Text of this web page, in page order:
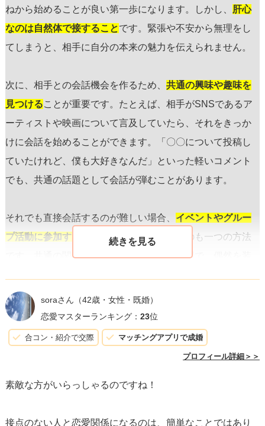
ねから始めることが良い第一歩になります。しかし、 肝心
なのは自然体で接することです。緊張や不安から無理をし
てしまうと、相手に自分の本来の魅力を伝えられません。
次に、相手との会話機会を作るため、 共通の興味や趣味を
見つけることが重要です。たとえば、相手がSNSであるア
ーティストや映画について言及していたら、それをきっか
けに会話を始めることができます。「〇〇について投稿し
ていたけれど、僕も大好きなんだ」といった軽いコメント
でも、共通の話題として会話が弾むことがあります。
それでも直接会話するのが難しい場合、 イベントやグルー
プ活動に参加する
ことで自然に接点を作るのも一つの方法
です。共通の関心ごとを持つ人々が集まる場で、偶然を装
ョップに参加してみたいんだけど、一緒にどう？」と軽く
誘ってみるのも良いでしょう。
ことです。一回
少しずつ相手に興味を持ってもらえるような接近を心がけ
soraさん （42歳・女性・既婚）
恋愛マスターランキング： 23位
合コン・紹介で交際 マッチングアプリで成婚
プロフィール詳細＞＞
素敵な方がいらっしゃるのですね！
接点のない人と恋愛関係になるのは、簡単なことではあり